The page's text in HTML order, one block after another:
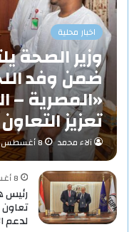
اخبار محلية
وزير الصحة
ضمن وفد
«المصرية –
تعزيز
آلاء محمد 8 أغسطس، 2026
8 أغسطس، 2026
رئيس
لدعم